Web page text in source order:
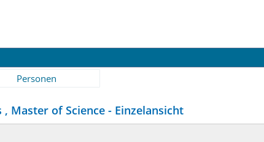
Personen
Master of Science - Einzelansicht